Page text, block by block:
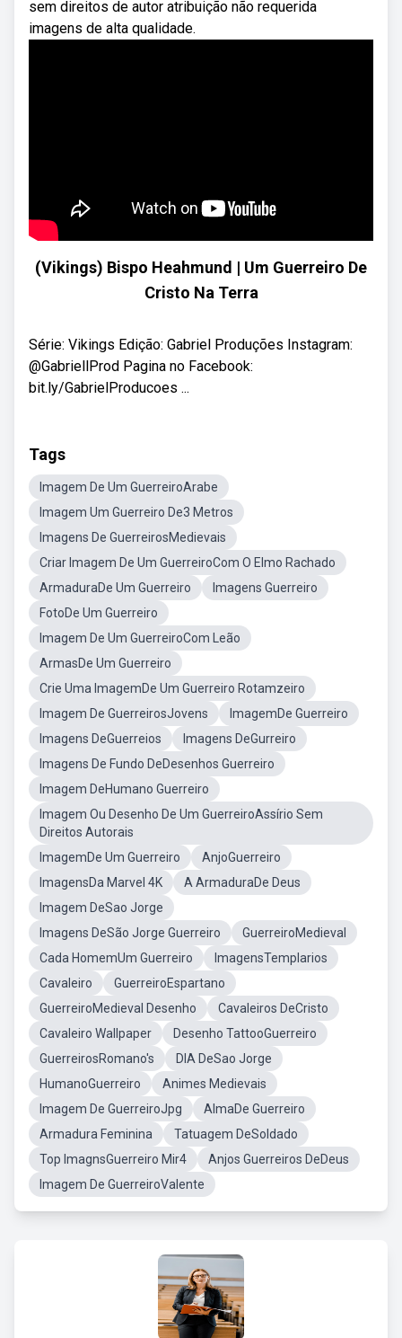
sem direitos de autor atribuição não requerida
imagens de alta qualidade.
(Vikings) Bispo Heahmund | Um Guerreiro De
Cristo Na Terra
Série: Vikings Edição: Gabriel Produções Instagram:
@GabriellProd Pagina no Facebook:
bit.ly/GabrielProducoes ...
Tags
Imagem De Um GuerreiroArabe
Imagem Um Guerreiro De3 Metros
Imagens De GuerreirosMedievais
Criar Imagem De Um GuerreiroCom O Elmo Rachado
ArmaduraDe Um Guerreiro
Imagens Guerreiro
FotoDe Um Guerreiro
Imagem De Um GuerreiroCom Leão
ArmasDe Um Guerreiro
Crie Uma ImagemDe Um Guerreiro Rotamzeiro
Imagem De GuerreirosJovens
ImagemDe Guerreiro
Imagens DeGuerreios
Imagens DeGurreiro
Imagens De Fundo DeDesenhos Guerreiro
Imagem DeHumano Guerreiro
Imagem Ou Desenho De Um GuerreiroAssírio Sem
Direitos Autorais
ImagemDe Um Guerreiro
AnjoGuerreiro
ImagensDa Marvel 4K
A ArmaduraDe Deus
Imagem DeSao Jorge
Imagens DeSão Jorge Guerreiro
GuerreiroMedieval
Cada HomemUm Guerreiro
ImagensTemplarios
Cavaleiro
GuerreiroEspartano
GuerreiroMedieval Desenho
Cavaleiros DeCristo
Cavaleiro Wallpaper
Desenho TattooGuerreiro
GuerreirosRomano's
DIA DeSao Jorge
HumanoGuerreiro
Animes Medievais
Imagem De GuerreiroJpg
AlmaDe Guerreiro
Armadura Feminina
Tatuagem DeSoldado
Top ImagnsGuerreiro Mir4
Anjos Guerreiros DeDeus
Imagem De GuerreiroValente